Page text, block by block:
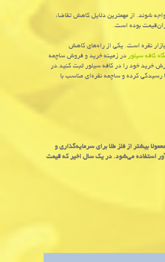
شوند. از مهمترین دلایل کاهش تقاضا،
بوده است.
نقره است. یکی از راه‌های کاهش
کافه سیلور در زمینه خرید و فروش ساچمه
خرید خود را در کافه سیلور ثبت کنید.در
کرده و ساچمه نقره‌ای مناسب با
بیشتر از فلز طلا برای سرمایه‌گذاری و
استفاده می‌شود. در یک سال اخیر که قیمت